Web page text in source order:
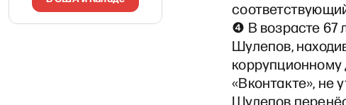
❹ В возрасте 67
Шулепов,
коррупционному
«Вконтакте», не
Шулепов